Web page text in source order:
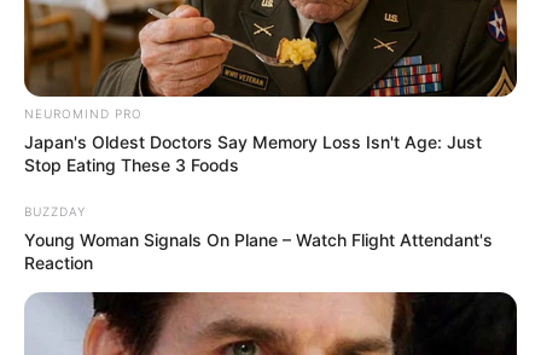
NEUROMIND PRO
Japan's Oldest Doctors Say Memory Loss Isn't Age: Just
Stop Eating These 3 Foods
BUZZDAY
Young Woman Signals On Plane – Watch Flight Attendant's
Reaction